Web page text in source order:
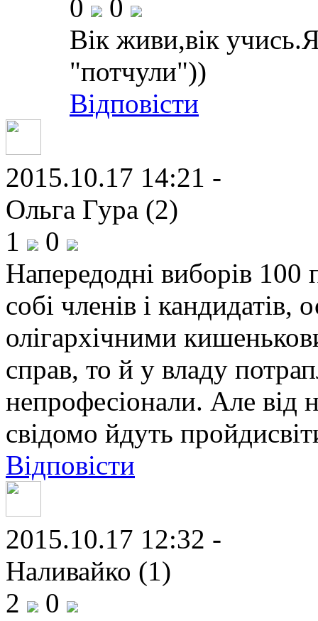
0
0
Вік живи,вік
"потчули"))
Відповісти
2015.10.17 14:21 -
Ольга Гура (2)
1
0
Напередодні виборів 100
собі членів і кандидатів,
олігархічними
справ, то й у владу
непрофесіонали. Але від
свідомо йдуть
Відповісти
2015.10.17 12:32 -
Наливайко (1)
2
0